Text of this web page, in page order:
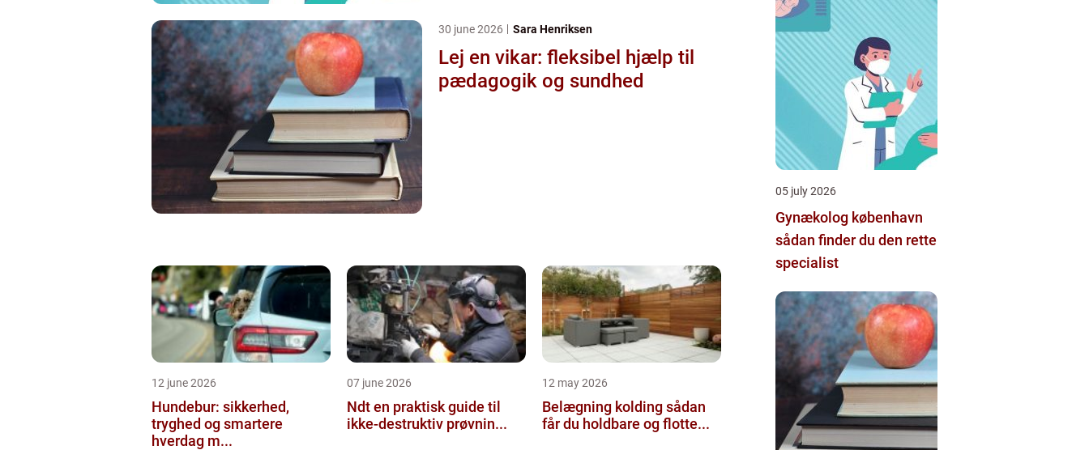
30 june 2026 Sara Henriksen
Lej en vikar: fleksibel hjælp til
pædagogik og sundhed
12 june 2026
Hundebur: sikkerhed,
tryghed og smartere
hverdag m...
07 june 2026
Ndt en praktisk guide til
ikke-destruktiv prøvnin...
12 may 2026
Belægning kolding sådan
får du holdbare og flotte...
05 july 2026
Gynækolog københavn
sådan finder du den rette
specialist